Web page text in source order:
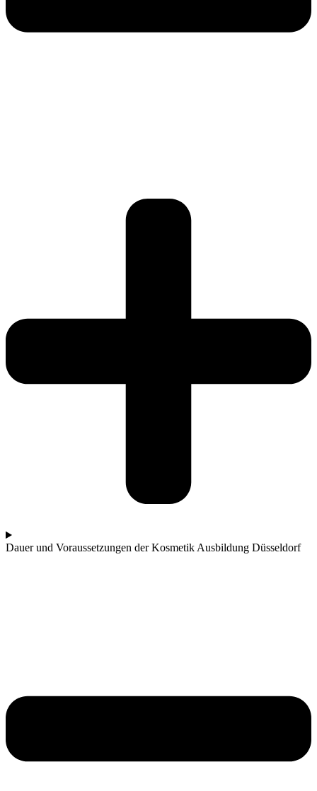
Dauer und Voraussetzungen der Kosmetik Ausbildung Düsseldorf